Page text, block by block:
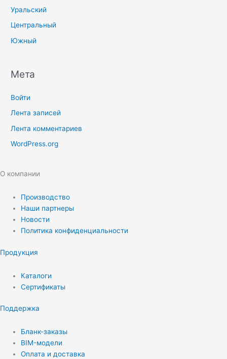
Уральский
Центральный
Южный
Мета
Войти
Лента записей
Лента комментариев
WordPress.org
О компании
Производство
Наши партнеры
Новости
Политика конфиденциальности
Продукция
Каталоги
Сертификаты
Поддержка
Бланк-заказы
BIM-модели
Оплата и доставка